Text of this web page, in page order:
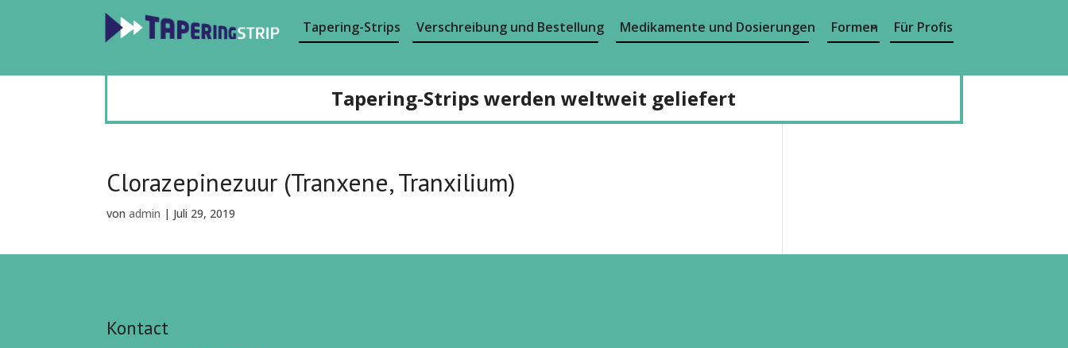
Tapering-Strips Verschreibung und Bestellung Medikamente und Dosierungen Formen Für Profis
Tapering-Strips werden weltweit geliefert
Clorazepinezuur (Tranxene, Tranxilium)
vonadmin | Juli 29, 2019
Kontact